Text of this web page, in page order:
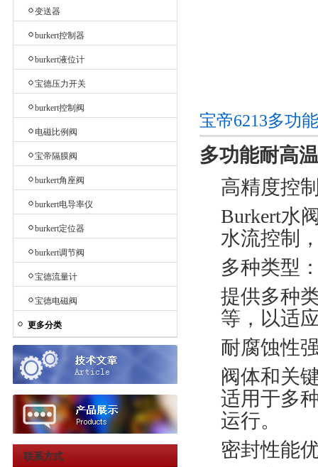
变送器
burkert控制器
burkert液位计
宝德压力开关
burkert控制阀
电磁比例阀
宝帝隔膜阀
burkert角座阀
burkert电导率仪
burkert定位器
burkert调节阀
宝德流量计
宝德电磁阀
更多分类
联系方式
宝帝6213多功
多功能耐高
高精度控
Burkert水
水流控制
多种类型
提供多种
等，以适
耐腐蚀性
阀体和关
适用于多
运行。
密封性能